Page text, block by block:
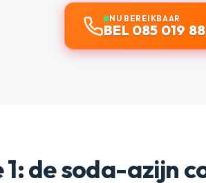
NU BEREIKBAAR
BEL 085 019 88
1: de soda-azijn